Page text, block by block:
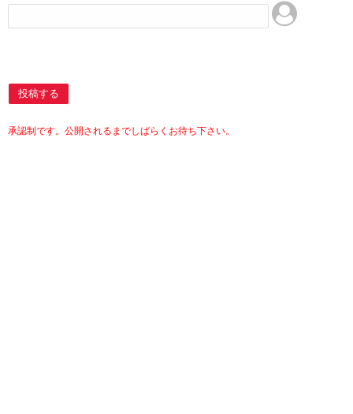
投稿する
承認制です。公開されるまでしばらくお待ち下さい。